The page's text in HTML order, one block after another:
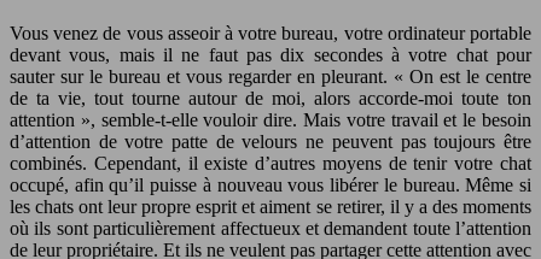
Vous venez de vous asseoir à votre bureau, votre ordinateur portable
devant vous, mais il ne faut pas dix secondes à votre chat pour
sauter sur le bureau et vous regarder en pleurant. « On est le centre
de ta vie, tout tourne autour de moi, alors accorde-moi toute ton
attention », semble-t-elle vouloir dire. Mais votre travail et le besoin
d’attention de votre patte de velours ne peuvent pas toujours être
combinés. Cependant, il existe d’autres moyens de tenir votre chat
occupé, afin qu’il puisse à nouveau vous libérer le bureau. Même si
les chats ont leur propre esprit et aiment se retirer, il y a des moments
où ils sont particulièrement affectueux et demandent toute l’attention
de leur propriétaire. Et ils ne veulent pas partager cette attention avec